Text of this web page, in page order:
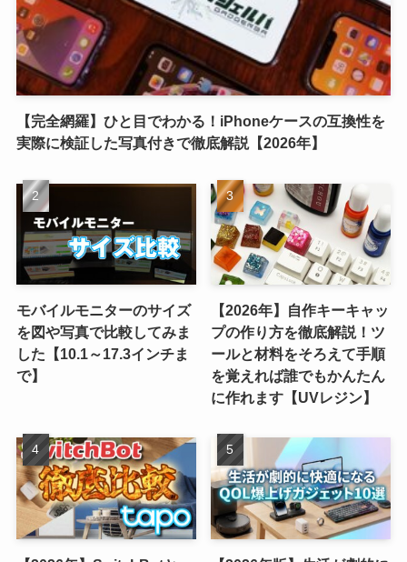
【完全網羅】ひと目でわかる！iPhoneケースの互換性を
実際に検証した写真付きで徹底解説【2026年】
モバイルモニターのサイズ
を図や写真で比較してみま
した【10.1～17.3インチま
で】
【2026年】自作キーキャッ
プの作り方を徹底解説！ツ
ールと材料をそろえて手順
を覚えれば誰でもかんたん
に作れます【UVレジン】